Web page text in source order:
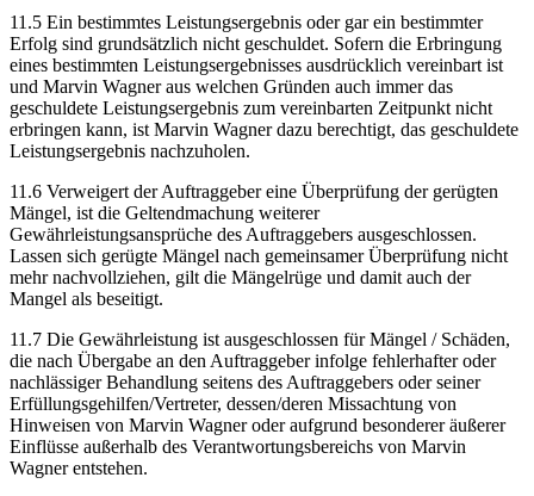
11.5 Ein bestimmtes Leistungsergebnis oder gar ein bestimmter
Erfolg sind grundsätzlich nicht geschuldet. Sofern die Erbringung
eines bestimmten Leistungsergebnisses ausdrücklich vereinbart ist
und Marvin Wagner aus welchen Gründen auch immer das
geschuldete Leistungsergebnis zum vereinbarten Zeitpunkt nicht
erbringen kann, ist Marvin Wagner dazu berechtigt, das geschuldete
Leistungsergebnis nachzuholen.
11.6 Verweigert der Auftraggeber eine Überprüfung der gerügten
Mängel, ist die Geltendmachung weiterer
Gewährleistungsansprüche des Auftraggebers ausgeschlossen.
Lassen sich gerügte Mängel nach gemeinsamer Überprüfung nicht
mehr nachvollziehen, gilt die Mängelrüge und damit auch der
Mangel als beseitigt.
11.7 Die Gewährleistung ist ausgeschlossen für Mängel / Schäden,
die nach Übergabe an den Auftraggeber infolge fehlerhafter oder
nachlässiger Behandlung seitens des Auftraggebers oder seiner
Erfüllungsgehilfen/Vertreter, dessen/deren Missachtung von
Hinweisen von Marvin Wagner oder aufgrund besonderer äußerer
Einflüsse außerhalb des Verantwortungsbereichs von Marvin
Wagner entstehen.